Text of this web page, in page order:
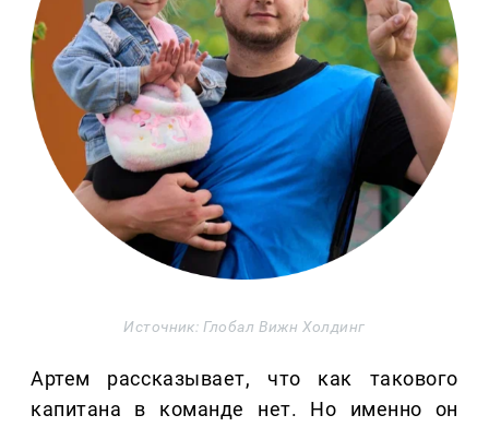
Источник: Глобал Вижн Холдинг
Артем рассказывает, что как такового
капитана в команде нет. Но именно он